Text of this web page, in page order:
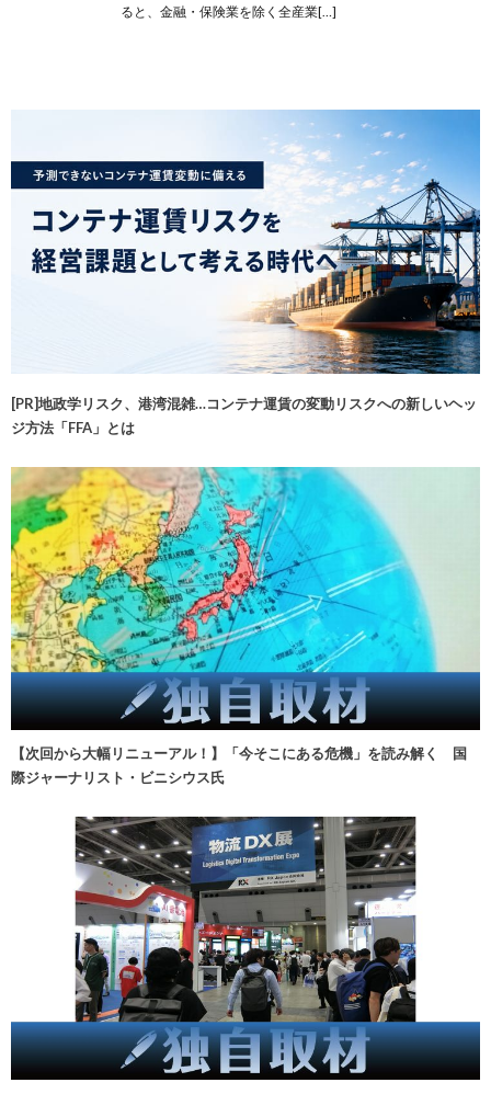
ると、金融・保険業を除く全産業[…]
[PR]地政学リスク、港湾混雑…コンテナ運賃の変動リスクへの新しいヘッ
ジ方法「FFA」とは
【次回から大幅リニューアル！】「今そこにある危機」を読み解く 国
際ジャーナリスト・ビニシウス氏